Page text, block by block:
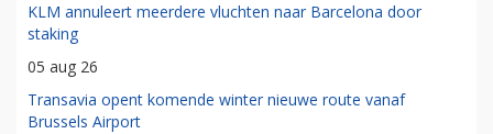
KLM annuleert meerdere vluchten naar Barcelona door
staking
05 aug 26
Transavia opent komende winter nieuwe route vanaf
Brussels Airport